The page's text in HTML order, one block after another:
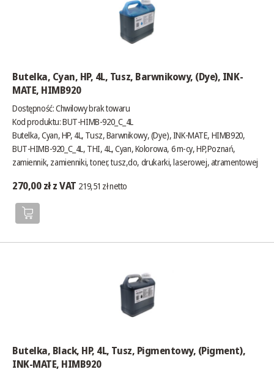
Butelka, Cyan, HP, 4L, Tusz, Barwnikowy, (Dye), INK-
MATE, HIMB920
Dostępność:Chwilowy brak towaru
Kod produktu: BUT-HIMB-920_C_4L
Butelka, Cyan, HP, 4L, Tusz, Barwnikowy, (Dye), INK-MATE, HIMB920,
BUT-HIMB-920_C_4L, THI, 4L, Cyan, Kolorowa, 6 m-cy, HP,Poznań,
zamiennik, zamienniki, toner, tusz,do, drukarki, laserowej, atramentowej
270,00 zł z VAT 219,51 zł netto
Butelka, Black, HP, 4L, Tusz, Pigmentowy, (Pigment),
INK-MATE, HIMB920